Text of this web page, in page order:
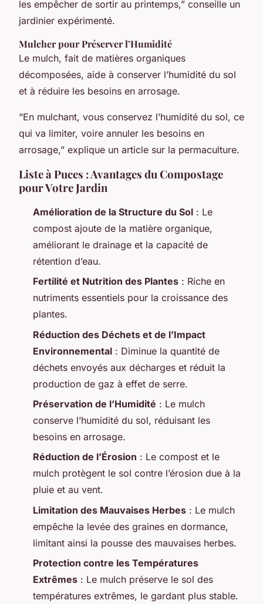
les empêcher de sortir au printemps,” conseille un
jardinier expérimenté.
Mulcher pour Préserver l’Humidité
Le mulch, fait de matières organiques
décomposées, aide à conserver l’humidité du sol
et à réduire les besoins en arrosage.
“En mulchant, vous conservez l’humidité du sol, ce
qui va limiter, voire annuler les besoins en
arrosage,” explique un article sur la permaculture.
Liste à Puces : Avantages du Compostage
pour Votre Jardin
Amélioration de la Structure du Sol : Le
compost ajoute de la matière organique,
améliorant le drainage et la capacité de
rétention d’eau.
Fertilité et Nutrition des Plantes : Riche en
nutriments essentiels pour la croissance des
plantes.
Réduction des Déchets et de l’Impact
Environnemental : Diminue la quantité de
déchets envoyés aux décharges et réduit la
production de gaz à effet de serre.
Préservation de l’Humidité : Le mulch
conserve l’humidité du sol, réduisant les
besoins en arrosage.
Réduction de l’Érosion : Le compost et le
mulch protègent le sol contre l’érosion due à la
pluie et au vent.
Limitation des Mauvaises Herbes : Le mulch
empêche la levée des graines en dormance,
limitant ainsi la pousse des mauvaises herbes.
Protection contre les Températures
Extrêmes : Le mulch préserve le sol des
températures extrêmes, le gardant plus stable.